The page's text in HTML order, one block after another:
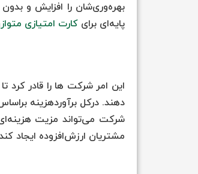
پایه‌ای برای کارت امتیازی
این امر شرکت ها را قادر کرد
شرکت می‌تواند مزیت
مشتریان ارزش‌افزوده ایجاد